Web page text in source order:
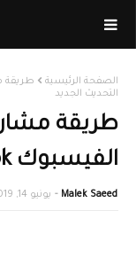
الصفحة الرئيسية
التحديث الجديد
طريقة
الفيسبوك Facebook التحديث الجديد
Malek Saeed يونيو 14, 2019